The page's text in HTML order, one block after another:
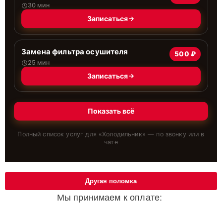
30 мин
Записаться
Замена фильтра осушителя
25 мин
500 ₽
Записаться
Показать всё
Полный список услуг для «Холодильник» — по звонку или в
чате
Мы принимаем к оплате:
Другая поломка